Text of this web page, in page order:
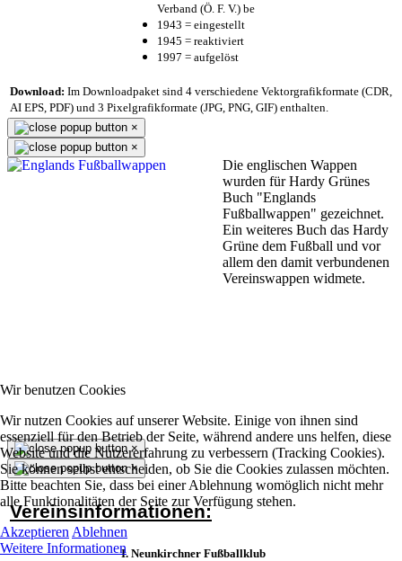
Wir benutzen Cookies
Wir nutzen Cookies auf unserer Website. Einige von ihnen sind
essenziell für den Betrieb der Seite, während andere uns helfen, diese
Website und die Nutzererfahrung zu verbessern (Tracking Cookies).
Sie können selbst entscheiden, ob Sie die Cookies zulassen möchten.
Bitte beachten Sie, dass bei einer Ablehnung womöglich nicht mehr
alle Funktionalitäten der Seite zur Verfügung stehen.
Akzeptieren Ablehnen
Weitere Informationen
Verband (Ö. F. V.) be
1943 = eingestellt
1945 = reaktiviert
1997 = aufgelöst
Download: Im Downloadpaket sind 4 verschiedene Vektorgrafikformate (CDR,
AI EPS, PDF) und 3 Pixelgrafikformate (JPG, PNG, GIF) enthalten.
×
×
Die englischen Wappen
wurden für Hardy Grünes
Buch "Englands
Fußballwappen" gezeichnet.
Ein weiteres Buch das Hardy
Grüne dem Fußball und vor
allem den damit verbundenen
Vereinswappen widmete.
×
×
Vereinsinformationen:
I. Neunkirchner Fußballklub